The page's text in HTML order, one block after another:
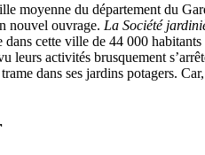
moyenne du département du
nouvel ouvrage. La Société
cette ville de 44 000
leurs activités brusquement
dans ses jardins potagers.